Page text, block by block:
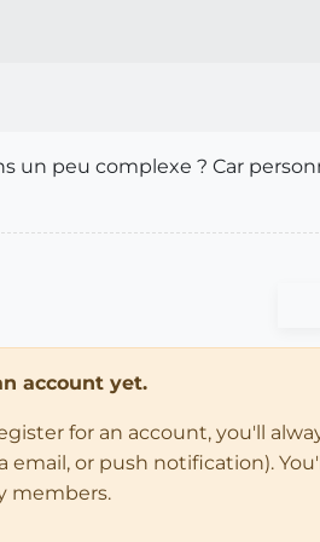
un peu complexe ? Car
account yet.
for an account, you'll
or push notification).
members.